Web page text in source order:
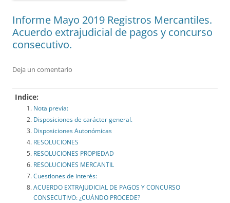
Informe Mayo 2019 Registros Mercantiles.
Acuerdo extrajudicial de pagos y concurso
consecutivo.
Deja un comentario
Indice:
Nota previa:
Disposiciones de carácter general.
Disposiciones Autonómicas
RESOLUCIONES
RESOLUCIONES PROPIEDAD
RESOLUCIONES MERCANTIL
Cuestiones de interés:
ACUERDO EXTRAJUDICIAL DE PAGOS Y CONCURSO
CONSECUTIVO: ¿CUÁNDO PROCEDE?